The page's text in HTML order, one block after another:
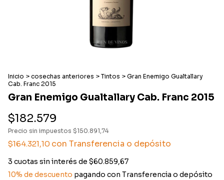
Inicio > cosechas anteriores > Tintos > Gran Enemigo Gualtallary
Cab. Franc 2015
Gran Enemigo Gualtallary Cab. Franc 2015
$182.579
Precio sin impuestos $150.891,74
$164.321,10 con Transferencia o depósito
3 cuotas sin interés de $60.859,67
10% de descuento pagando con Transferencia o depósito